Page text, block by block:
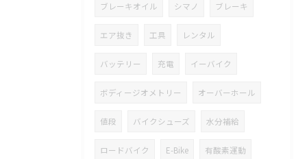
ブレーキオイル シマノ ブレーキ
エア抜き 工具 レンタル
バッテリー 充電 イーバイク
ボディージオメトリー オーバーホール
値段 バイクシューズ 水分補給
ロードバイク E-Bike 有酸素運動